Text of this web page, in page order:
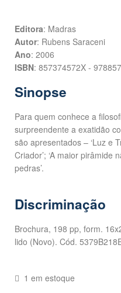
Editora: Madras
Autor: Rubens Saraceni
Ano: 2006
ISBN: 857374572X -
Sinopse
Para quem conhece a
surpreendente a exatidão
são apresentados – ‘Luz e
Criador’; ‘A maior pirâmide
pedras’.
Discriminação
Brochura, 198 pp, form.
lido (Novo). Cód.
1 em estoque